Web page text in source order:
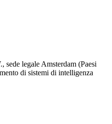
legale Amsterdam (Paesi
di sistemi di intelligenza